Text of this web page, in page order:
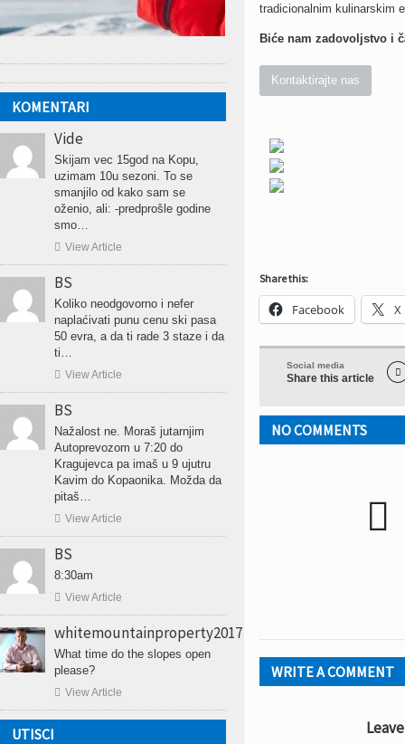
tradicionalnim kulinarskim
Biće nam zadovoljstvo i
Kontaktirajte nas
Share this:
Facebook X
Social media
Share this article 
NO COMMENTS

WRITE A COMMENT
KOMENTARI
Vide
Skijam vec 15god na Kopu,
uzimam 10u sezoni. To se
smanjilo od kako sam se
oženio, ali: -predprošle godine
smo…
 View Article
BS
Koliko neodgovorno i nefer
naplaćivati punu cenu ski pasa
50 evra, a da ti rade 3 staze i da
ti…
 View Article
BS
Nažalost ne. Moraš jutarnjim
Autoprevozom u 7:20 do
Kragujevca pa imaš u 9 ujutru
Kavim do Kopaonika. Možda da
pitaš…
 View Article
BS
8:30am
 View Article
whitemountainproperty2017
What time do the slopes open
please?
 View Article
UTISCI